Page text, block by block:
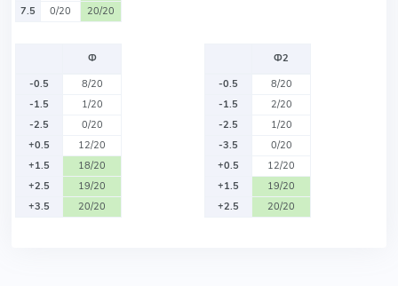
7.5
0/20 20/20
Ф
-0.5
8/20
-1.5
1/20
-2.5
0/20
+0.5
12/20
+1.5
18/20
+2.5
19/20
+3.5
20/20
Ф2
-0.5
8/20
-1.5
2/20
-2.5
1/20
-3.5
0/20
+0.5
12/20
+1.5
19/20
+2.5
20/20